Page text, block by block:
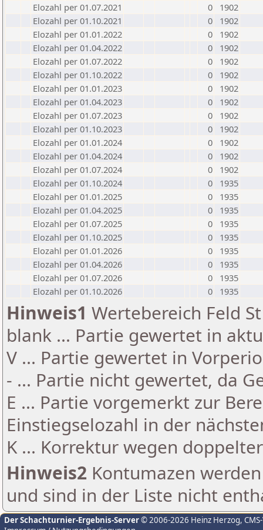
Elozahl per 01.07.2021
0
1902
Elozahl per 01.10.2021
0
1902
Elozahl per 01.01.2022
0
1902
Elozahl per 01.04.2022
0
1902
Elozahl per 01.07.2022
0
1902
Elozahl per 01.10.2022
0
1902
Elozahl per 01.01.2023
0
1902
Elozahl per 01.04.2023
0
1902
Elozahl per 01.07.2023
0
1902
Elozahl per 01.10.2023
0
1902
Elozahl per 01.01.2024
0
1902
Elozahl per 01.04.2024
0
1902
Elozahl per 01.07.2024
0
1902
Elozahl per 01.10.2024
0
1935
Elozahl per 01.01.2025
0
1935
Elozahl per 01.04.2025
0
1935
Elozahl per 01.07.2025
0
1935
Elozahl per 01.10.2025
0
1935
Elozahl per 01.01.2026
0
1935
Elozahl per 01.04.2026
0
1935
Elozahl per 01.07.2026
0
1935
Elozahl per 01.10.2026
0 1935
Hinweis1 Wertebereich Feld
blank ... Partie gewertet in
V ... Partie gewertet in
- ... Partie nicht gewertet, da
E ... Partie vorgemerkt zur
Einstiegselozahl in der
K ... Korrektur wegen
Hinweis2 Kontumazen
und sind in der Liste nicht
Der Schachturnier-Ergebnis-Server© 2006-2026 Heinz Herzog,